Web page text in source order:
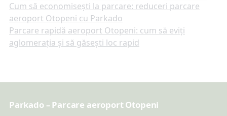
Navigare
în
articole
Cum să economisești la parcare: reduceri parcare
aeroport Otopeni cu Parkado
Parcare rapidă aeroport Otopeni: cum să eviți
aglomerația și să găsești loc rapid
Parkado – Parcare aeroport Otopeni